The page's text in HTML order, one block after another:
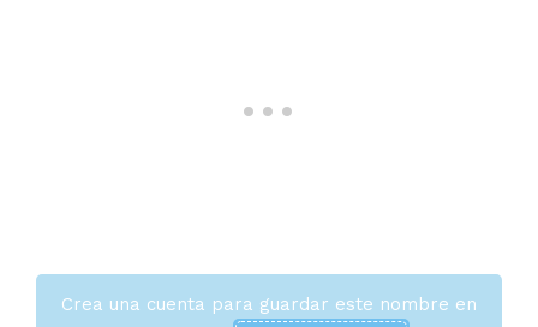
Crea una cuenta para guardar este nombre en